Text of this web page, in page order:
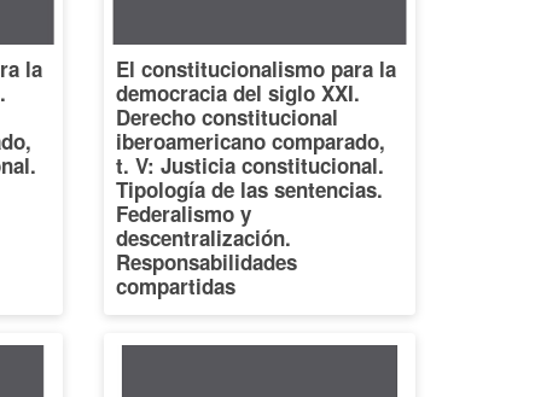
la
El constitucionalismo para la
democracia del siglo XXI.
Derecho constitucional
iberoamericano comparado,
t. V: Justicia constitucional.
Tipología de las sentencias.
Federalismo y
descentralización.
Responsabilidades
compartidas